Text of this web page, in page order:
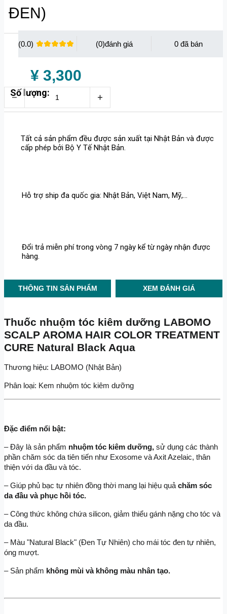
XEM ĐÁNH GIÁ
THÔNG TIN SẢN PHẨM
Hỗ trợ ship đa quốc gia: Nhật Bản, Việt Nam, Mỹ,...
Đổi trả miễn phí trong vòng 7 ngày kể từ ngày nhận được
hàng.
0
(0)
(0.0)
¥ 3,300
Tất cả sản phẩm đều được sản xuất tại Nhật Bản và được
cấp phép bởi Bộ Y Tế Nhật Bản.
Thuốc nhuộm tóc kiêm dưỡng LABOMO
SCALP AROMA HAIR COLOR TREATMENT
CURE Natural Black Aqua
Thương hiệu: LABOMO (Nhật Bản)
Phân loại: Kem nhuộm tóc kiêm dưỡng
Đặc điểm nổi bật:
– Đây là sản phẩm nhuộm tóc kiêm dưỡng, sử dụng các thành
phần chăm sóc da tiên tiến như Exosome và Axit Azelaic, thân
thiện với da đầu và tóc.
– Giúp phủ bạc tự nhiên đồng thời mang lại hiệu quả chăm sóc
da đầu và phục hồi tóc.
– Công thức không chứa silicon, giảm thiểu gánh nặng cho tóc và
da đầu.
– Màu "Natural Black" (Đen Tự Nhiên) cho mái tóc đen tự nhiên,
óng mượt.
– Sản phẩm không mùi và không màu nhân tạo.
ĐEN)
Số lượng: